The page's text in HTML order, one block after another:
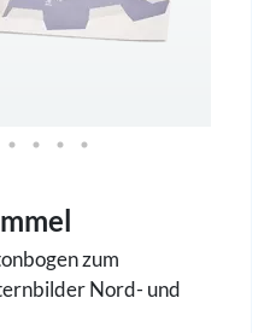
zum
Nord- und